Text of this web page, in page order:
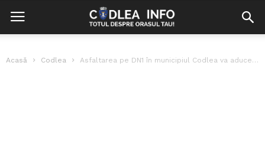
Acasă Codlea Asfaltarea pe DN1 în municipiul Codlea va aduce restricții de circulație